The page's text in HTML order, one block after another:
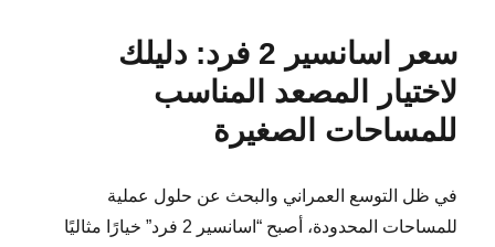
سعر اسانسير 2 فرد: دليلك
لاختيار المصعد المناسب
للمساحات الصغيرة
في ظل التوسع العمراني والبحث عن حلول عملية
للمساحات المحدودة، أصبح “اسانسير 2 فرد” خيارًا مثاليًا